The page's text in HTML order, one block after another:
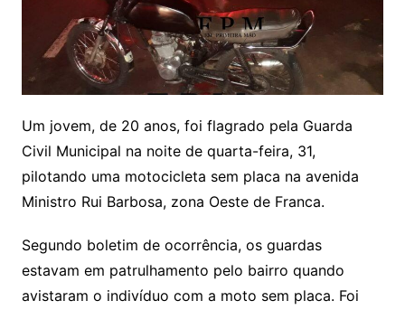
Um jovem, de 20 anos, foi flagrado pela Guarda
Civil Municipal na noite de quarta-feira, 31,
pilotando uma motocicleta sem placa na avenida
Ministro Rui Barbosa, zona Oeste de Franca.
Segundo boletim de ocorrência, os guardas
estavam em patrulhamento pelo bairro quando
avistaram o indivíduo com a moto sem placa. Foi